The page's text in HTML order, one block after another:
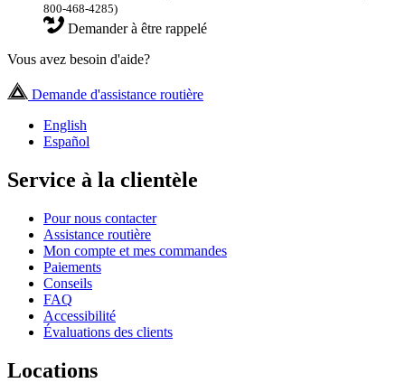
800-468-4285)
Demander à être rappelé
Vous avez besoin d'aide?
Demande d'assistance routière
English
Español
Service à la clientèle
Pour nous contacter
Assistance routière
Mon compte et mes commandes
Paiements
Conseils
FAQ
Accessibilité
Évaluations des clients
Locations